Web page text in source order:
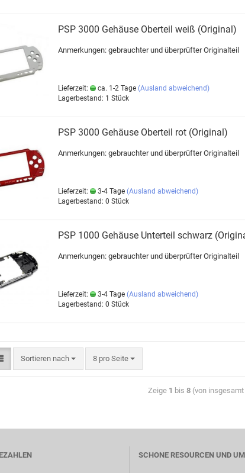
PSP 3000 Gehäuse Oberteil weiß (Original)
Anmerkungen: gebrauchter und überprüfter Originalteil
Lieferzeit: ca. 1-2 Tage (Ausland abweichend)
Lagerbestand: 1 Stück
PSP 3000 Gehäuse Oberteil rot (Original)
Anmerkungen: gebrauchter und überprüfter Originalteil
Lieferzeit: 3-4 Tage (Ausland abweichend)
Lagerbestand: 0 Stück
PSP 1000 Gehäuse Unterteil schwarz
Anmerkungen: gebrauchter und überprüfter Originalteil
Lieferzeit: 3-4 Tage (Ausland abweichend)
Lagerbestand: 0 Stück
Sortieren nach 8 pro Seite
Zeige 1 bis8 (von insgesamt
SCHONE RESOURCEN UND